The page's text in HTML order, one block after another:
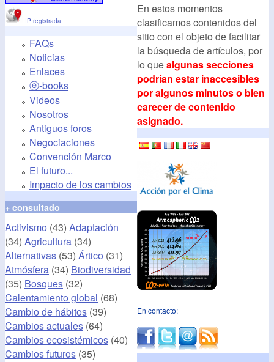
IP registrada
FAQs
Noticias
Enlaces
ⓔ-books
Videos
Nosotros
Antiguos foros
Negociaciones
Convención Marco
El futuro...
Impacto de los cambios
+ consultado
Activismo (43) Adaptación
(34) Agricultura (34)
Alternativas (53) Ártico (31)
Atmósfera (34) Biodiversidad
(35) Bosques (32)
Calentamiento global (68)
Cambio de hábitos (39)
Cambios actuales (64)
Cambios ecosistémicos (40)
Cambios futuros (35)
En estos momentos
clasificamos contenidos del
sitio con el objeto de facilitar
la búsqueda de artículos, por
lo quealgunas secciones
podrían estar inaccesibles
por algunos minutos o bien
carecer de contenido
asignado.
En contacto: